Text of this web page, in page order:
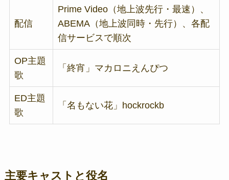
配信
Prime Video（地上波先行・最速）、
ABEMA（地上波同時・先行）、各配
信サービスで順次
OP主題
歌
「終宵」マカロニえんぴつ
ED主題
歌
「名もない花」hockrockb
主要キャストと役名